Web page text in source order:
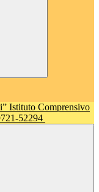
Istituto Comprensivo
52294